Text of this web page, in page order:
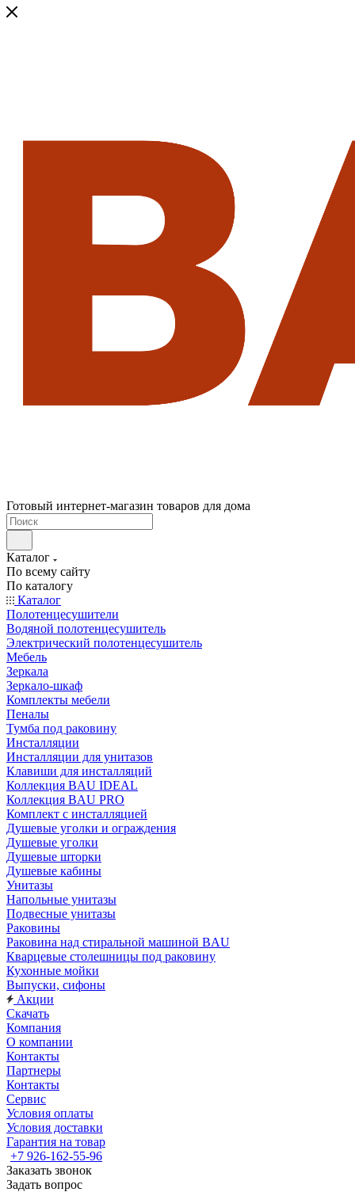
Готовый интернет-магазин товаров для дома
Каталог
По всему сайту
По каталогу
Каталог
Полотенцесушители
Водяной полотенцесушитель
Электрический полотенцесушитель
Мебель
Зеркала
Зеркало-шкаф
Комплекты мебели
Пеналы
Тумба под раковину
Инсталляции
Инсталляции для унитазов
Клавиши для инсталляций
Коллекция BAU IDEAL
Коллекция BAU PRO
Комплект с инсталляцией
Душевые уголки и ограждения
Душевые уголки
Душевые шторки
Душевые кабины
Унитазы
Напольные унитазы
Подвесные унитазы
Раковины
Раковина над стиральной машиной BAU
Кварцевые столешницы под раковину
Кухонные мойки
Выпуски, сифоны
Акции
Скачать
Компания
О компании
Контакты
Партнеры
Контакты
Сервис
Условия оплаты
Условия доставки
Гарантия на товар
+7 926-162-55-96
Заказать звонок
Задать вопрос